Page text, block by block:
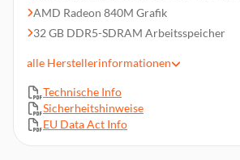
AMD Radeon 840M Grafik
32 GB DDR5-SDRAM Arbeitsspeicher
Kopfhörer-/Mikrofon-Anschluss, USB-C
Wechselmodus
Windows 11 Home
Wi-Fi 6 (802.11ax), Bluetooth 5.4
alle Herstellerinformationen
Technische Info
Sicherheitshinweise
EU Data Act Info